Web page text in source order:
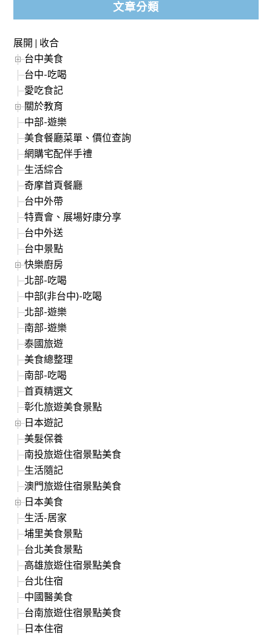
文章分類
展開 | 收合
台中美食
台中-吃喝
愛吃食記
關於教育
中部-遊樂
美食餐廳菜單、價位查詢
網購宅配伴手禮
生活綜合
奇摩首頁餐廳
台中外帶
特賣會、展場好康分享
台中外送
台中景點
快樂廚房
北部-吃喝
中部(非台中)-吃喝
北部-遊樂
南部-遊樂
泰國旅遊
美食總整理
南部-吃喝
首頁精選文
彰化旅遊美食景點
日本遊記
美髮保養
南投旅遊住宿景點美食
生活隨記
澳門旅遊住宿景點美食
日本美食
生活-居家
埔里美食景點
台北美食景點
高雄旅遊住宿景點美食
台北住宿
中國醫美食
台南旅遊住宿景點美食
日本住宿